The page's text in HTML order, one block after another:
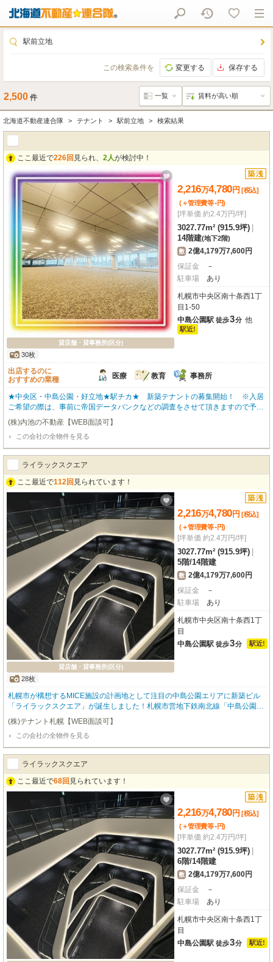
駅前立地
この検索条件を 変更する 保存する
2,500 件
北海道不動産連合隊 テナント 駅前立地 検索結果
ここ最近で226回 見られ、 2人が検討中！
貸店舗・貸事務所(区分)
30枚
2,216万4,780円 [税込]
(＋管理費等-円)
[坪単価 約2.4万円/坪]
3027.77m² (915.9坪)
14階建(地下2階)
敷 2億4,179万7,600円
保証金
－
駐車場
あり
札幌市中央区南十条西1丁
目1-50
中島公園駅 徒歩3分 他
駅近!
出店するのに
おすすめの業種
医療 教育 事務所
★中央区・中島公園・好立地★駅チカ★ 新築テナントの募集開始！ ※入居
ご希望の際は、事前に帝国データバンクなどの調査をさせて頂きますので予め
ご了承ください。 ※新築で大型物件はスグに成約になりますので、早めにご検
討ください。
(株)内池の不動産【WEB面談可】
この会社の全物件を見る
ライラックスクエア
ここ最近で112回 見られています！
貸店舗・貸事務所(区分)
28枚
2,216万4,780円 [税込]
(＋管理費等-円)
[坪単価 約2.4万円/坪]
3027.77m² (915.9坪)
5階/14階建
敷 2億4,179万7,600円
保証金
－
駐車場
あり
札幌市中央区南十条西1丁
目
中島公園駅 徒歩3分 駅近!
札幌市が構想するMICE施設の計画地として注目の中島公園エリアに新築ビル
「ライラックスクエア」が誕生しました！札幌市営地下鉄南北線「中島公園」
駅まで徒歩3分とアクセスも快適。1階から3階は商業フロア、4階から7階はオ
フィスフロア、さらには北海道で初めての5つ星ホテル（インターコンチネン
タル）も併設される多機能複合ビルです。世界的な環境性能認証LEEDゴール
ド認証を取得予定で、企業イメージ向上にも貢献。災害に備えた免震構造や14
日間営業可能な非常用発電機、屋上ヘリポート完備で、事業継続性を力強くサ
ポートします。吹き抜けラウンジ、個別空調、エレベーター7基、屋外テラ
ス、男女別トイレなど設備も充実。駐車場も214台分ご用意しています。最新
やレア物件も多数ご紹介させていただきます。ぜひテナント札幌にお任せくだ
さい！！⭐️ ⭐️弊社にてご成約いただきました企業様の６割が非公開物件で
す！ より良い「物件力」で全力でサポートさせて頂きます！⭐️ ⭐️弊社HPに
非公開物件を多数掲載しております！⭐️
(株)テナント札幌【WEB面談可】
この会社の全物件を見る
ライラックスクエア
ここ最近で68回 見られています！
2,216万4,780円 [税込]
(＋管理費等-円)
[坪単価 約2.4万円/坪]
3027.77m² (915.9坪)
6階/14階建
敷 2億4,179万7,600円
保証金
－
駐車場
あり
札幌市中央区南十条西1丁
目
中島公園駅 徒歩3分 駅近!